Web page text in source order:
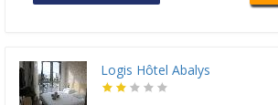
Logis Hôtel Abalys